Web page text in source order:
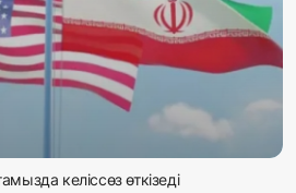
келіссөз өткізеді